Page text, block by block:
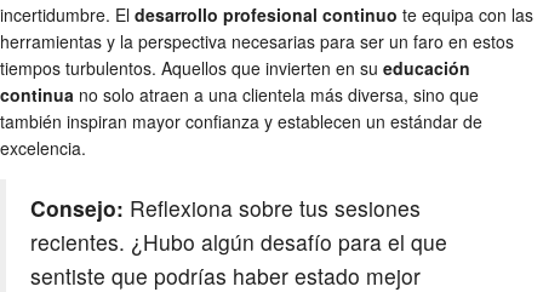
incertidumbre. El desarrollo profesional continuo te equipa con las
herramientas y la perspectiva necesarias para ser un faro en estos
tiempos turbulentos. Aquellos que invierten en su educación
continua no solo atraen a una clientela más diversa, sino que
también inspiran mayor confianza y establecen un estándar de
excelencia.
Consejo: Reflexiona sobre tus sesiones
recientes. ¿Hubo algún desafío para el que
sentiste que podrías haber estado mejor